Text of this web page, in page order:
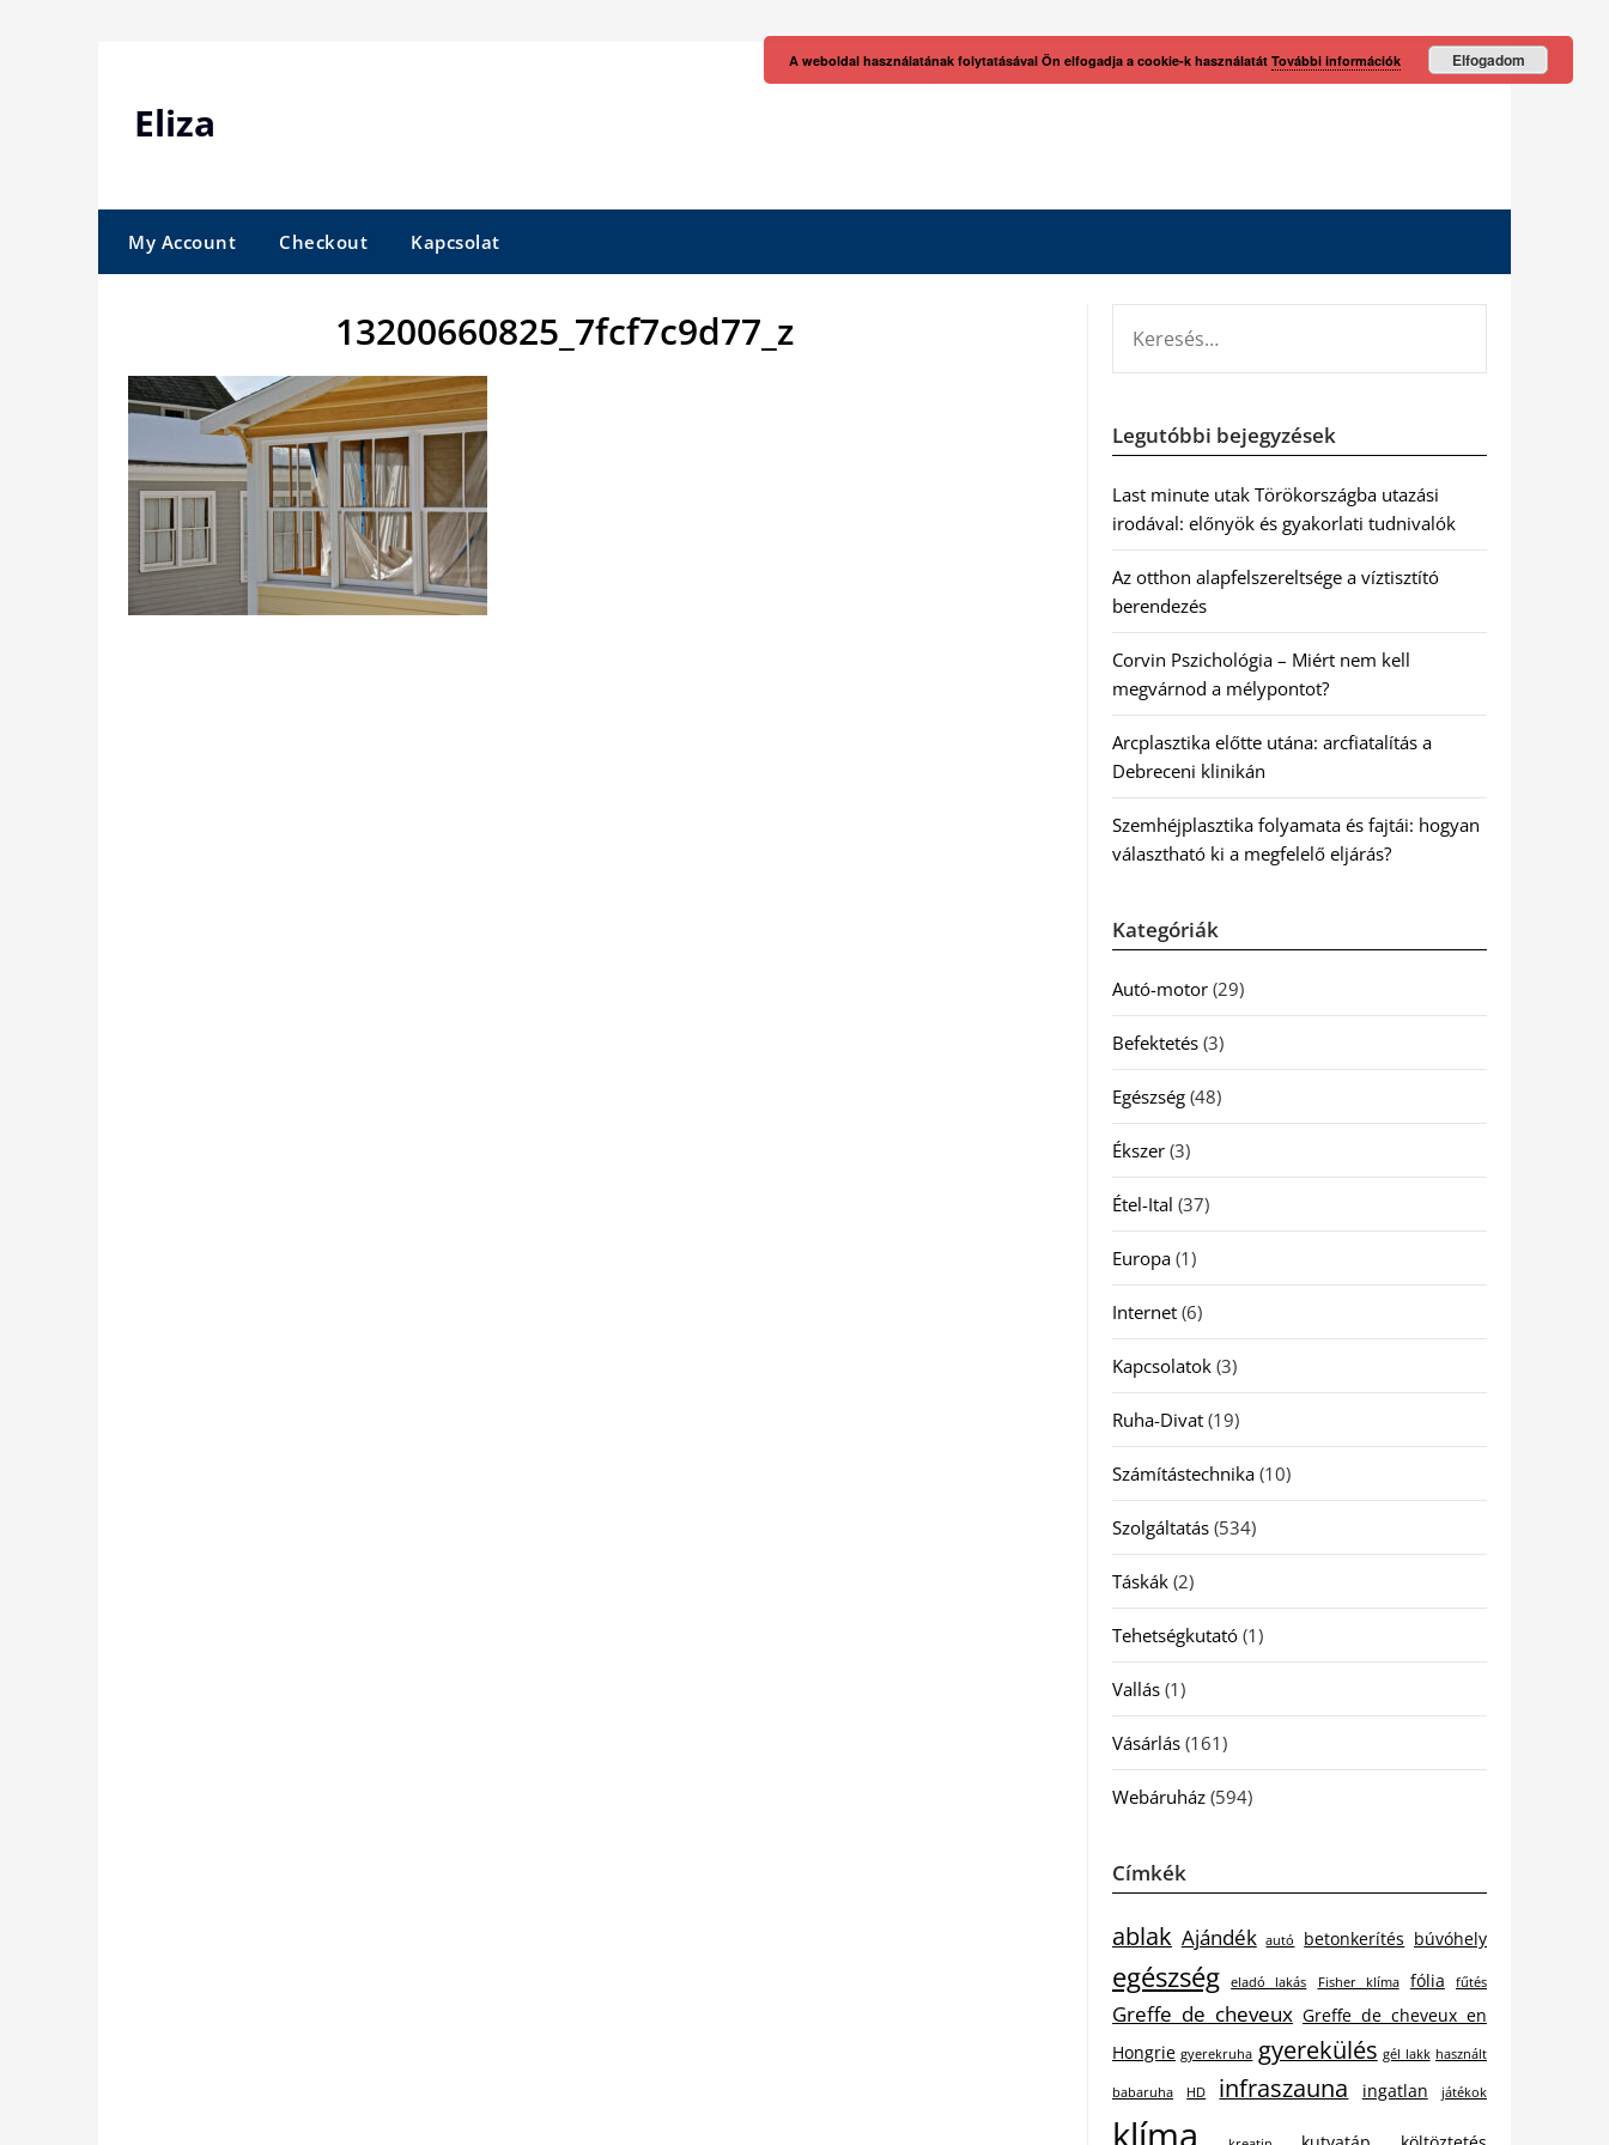
Eliza
My Account Checkout Kapcsolat
13200660825_7fcf7c9d77_z
Legutóbbi bejegyzések
Last minute utak Törökországba utazási
irodával: előnyök és gyakorlati tudnivalók
Az otthon alapfelszereltsége a víztisztító
berendezés
Corvin Pszichológia – Miért nem kell
megvárnod a mélypontot?
Arcplasztika előtte utána: arcfiatalítás a
Debreceni klinikán
Szemhéjplasztika folyamata és fajtái: hogyan
választható ki a megfelelő eljárás?
Kategóriák
Autó-motor(29)
Befektetés(3)
Egészség(48)
Ékszer(3)
Étel-Ital (37)
Europa(1)
Internet(6)
Kapcsolatok(3)
Ruha-Divat(19)
Számítástechnika(10)
Szolgáltatás(534)
Táskák(2)
Tehetségkutató(1)
Vallás(1)
Vásárlás(161)
Webáruház(594)
Címkék
ablak Ajándék autó betonkerítés búvóhely
egészség eladó lakás Fisher klíma fólia fűtés
Greffe de cheveux Greffe de cheveux en
Hongrie gyerekruha gyerekülés gél lakk használt
babaruha HD infraszauna ingatlan játékok
klíma
A weboldal használatának folytatásával Ön elfogadja a cookie-k használatát További információk Elfogadom